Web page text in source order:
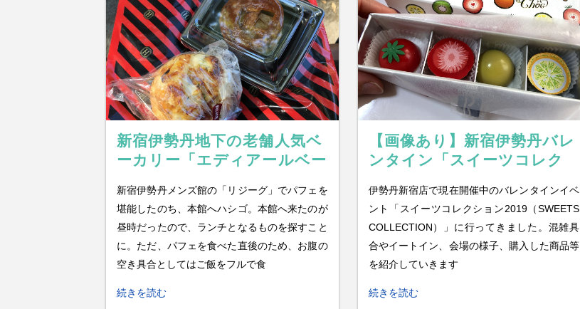
新宿伊勢丹地下の老舗人気ベ
ーカリー「エディアールベー
クアウトして新宿中央公園で
ランチ
新宿伊勢丹メンズ館の「リジーグ」でパフェを
堪能したのち、本館へハシゴ。本館へ来たのが
昼時だったので、ランチとなるものを探すこと
に。ただ、パフェを食べた直後のため、お腹の
空き具合としてはご飯をフルで食
続きを読む
【画像あり】新宿伊勢丹バレ
ンタイン「スイーツコレク
伊勢丹新宿店で現在開催中のバレンタインイベ
ント「スイーツコレクション2019（SWEETS
COLLECTION）」に行ってきました。混雑具
合やイートイン、会場の様子、購入した商品等
を紹介していきます
続きを読む